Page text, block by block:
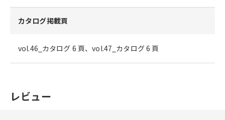
カタログ掲載頁
vol.46_カタログ 6 頁、vol.47_カタログ 6 頁
レビュー